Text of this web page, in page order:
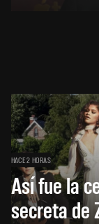
HACE 2 HORAS
Así fue la
secreta de